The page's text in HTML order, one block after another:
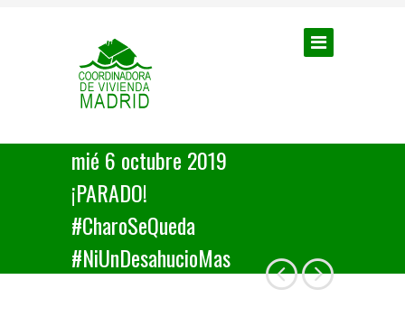
mié 6 octubre 2019
¡PARADO!
#CharoSeQueda
#NiUnDesahucioMas